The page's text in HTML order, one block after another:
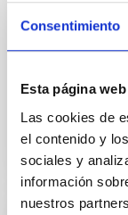
Consentimiento
Esta página
Las cookies de
el contenido y
sociales y
información
nuestros
We report
emission